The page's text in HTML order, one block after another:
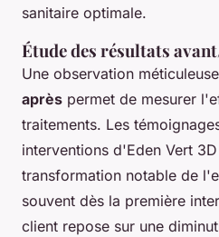
sanitaire optimale.
Étude des résultats
Une observation
après permet de mesurer
traitements. Les
interventions d'Eden Vert
transformation notable de
souvent dès la première
client repose sur une